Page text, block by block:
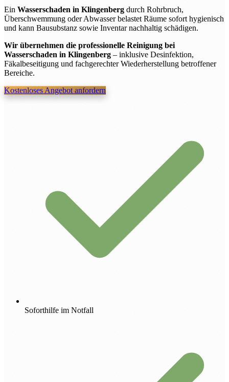
Ein Wasserschaden in Klingenberg durch Rohrbruch,
Überschwemmung oder Abwasser belastet Räume sofort hygienisch
und kann Bausubstanz sowie Inventar nachhaltig schädigen.
Wir übernehmen die professionelle Reinigung bei
Wasserschaden in Klingenberg– inklusive Desinfektion,
Fäkalbeseitigung und fachgerechter Wiederherstellung betroffener
Bereiche.
Kostenloses Angebot anfordern
Soforthilfe im Notfall